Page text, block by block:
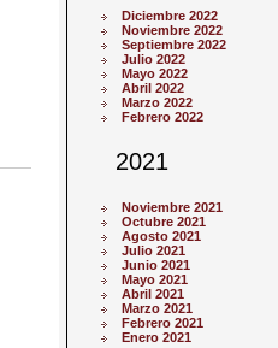
Diciembre 2022
Noviembre 2022
Septiembre 2022
Julio 2022
Mayo 2022
Abril 2022
Marzo 2022
Febrero 2022
2021
Noviembre 2021
Octubre 2021
Agosto 2021
Julio 2021
Junio 2021
Mayo 2021
Abril 2021
Marzo 2021
Febrero 2021
Enero 2021